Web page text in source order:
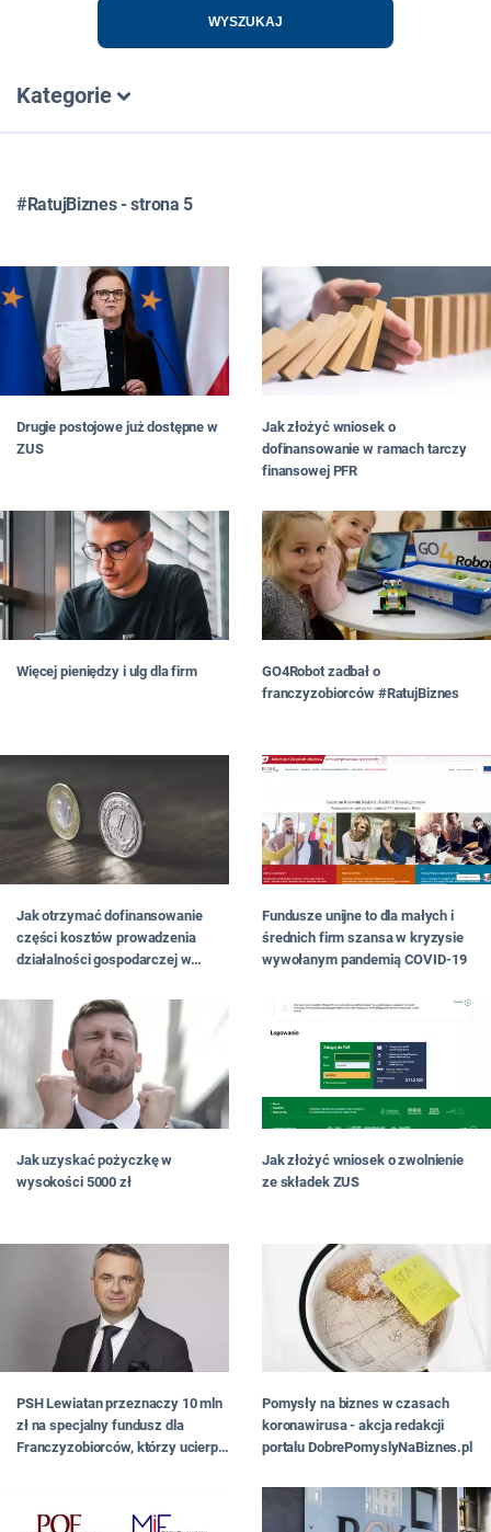
WYSZUKAJ
Kategorie
FRANCZYZA
JAKI BIZNES PROWADZIĆ
W MIEŚCIE
DLA PAŃ
NA WSI
W INTERNECIE
#RATUJBIZNES
#RatujBiznes - strona 5
Drugie postojowe już dostępne w
ZUS
Jak złożyć wniosek o
dofinansowanie w ramach tarczy
finansowej PFR
Więcej pieniędzy i ulg dla firm
GO4Robot zadbał o
franczyzobiorców #RatujBiznes
Jak otrzymać dofinansowanie
części kosztów prowadzenia
działalności gospodarczej w
gospodarczych w następstwie
wystąpienia COVID-19
Fundusze unijne to dla małych i
średnich firm szansa w kryzysie
wywołanym pandemią COVID-19
Jak uzyskać pożyczkę w
wysokości 5000 zł
Jak złożyć wniosek o zwolnienie
ze składek ZUS
PSH Lewiatan przeznaczy 10 mln
zł na specjalny fundusz dla
Franczyzobiorców, którzy ucierpią
Pomysły na biznes w czasach
koronawirusa - akcja redakcji
portalu DobrePomyslyNaBiznes.pl